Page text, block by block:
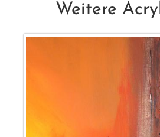
Weitere